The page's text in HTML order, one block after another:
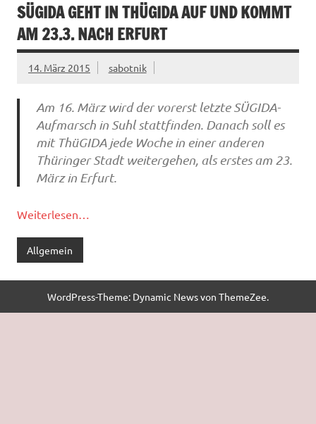
SÜGIDA GEHT IN THÜGIDA AUF UND KOMMT
AM 23.3. NACH ERFURT
14. März 2015 sabotnik
Am 16. März wird der vorerst letzte SÜGIDA-
Aufmarsch in Suhl stattfinden. Danach soll es
mit ThüGIDA jede Woche in einer anderen
Thüringer Stadt weitergehen, als erstes am 23.
März in Erfurt.
Weiterlesen…
Allgemein
WordPress-Theme: Dynamic News von ThemeZee.